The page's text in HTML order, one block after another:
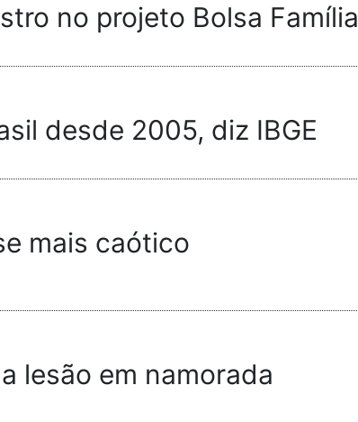
no projeto Bolsa Família
desde 2005, diz IBGE
mais caótico
lesão em namorada